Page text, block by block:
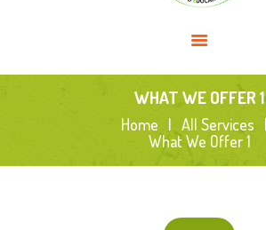
WHAT WE OFFER 1
Home
All Services
What We Offer 1